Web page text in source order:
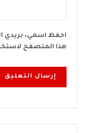
احفظ اسمي، بريدي
هذا المتصفح